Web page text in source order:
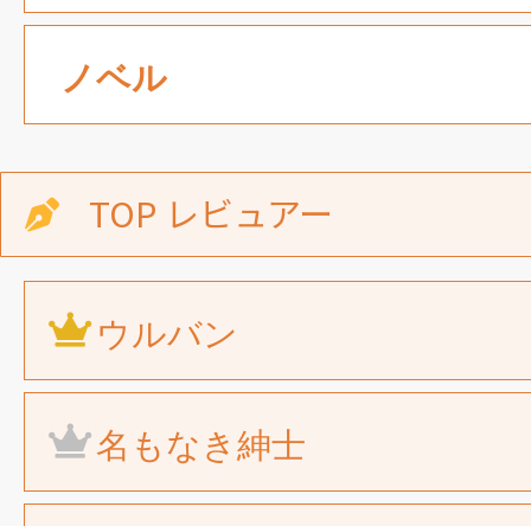
ノベル
TOP レビュアー
ウルバン
名もなき紳士